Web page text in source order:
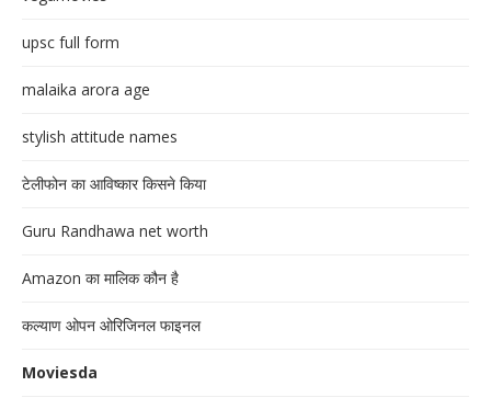
upsc full form
malaika arora age
stylish attitude names
टेलीफोन का आविष्कार किसने किया
Guru Randhawa net worth
Amazon का मालिक कौन है
कल्याण ओपन ओरिजिनल फाइनल
Moviesda